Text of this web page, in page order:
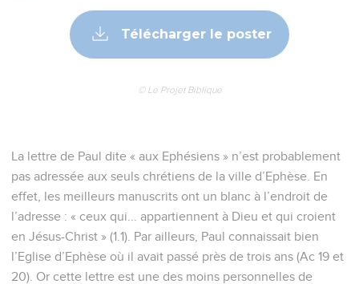
Télécharger le poster
© Le Projet Biblique
La lettre de Paul dite « aux Ephésiens » n’est probablement
pas adressée aux seuls chrétiens de la ville d’Ephèse. En
effet, les meilleurs manuscrits ont un blanc à l’endroit de
l’adresse : « ceux qui... appartiennent à Dieu et qui croient
en Jésus-Christ » (1.1). Par ailleurs, Paul connaissait bien
l’Eglise d’Ephèse où il avait passé près de trois ans (Ac 19 et
20). Or cette lettre est une des moins personnelles de